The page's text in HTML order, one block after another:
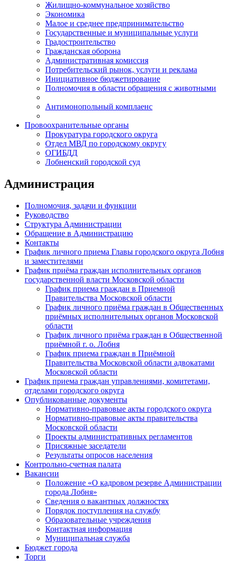
Жилищно-коммунальное хозяйство
Экономика
Малое и среднее предпринимательство
Государственные и муниципальные услуги
Градостроительство
Гражданская оборона
Административная комиссия
Потребительский рынок, услуги и реклама
Инициативное бюджетирование
Полномочия в области обращения с животными
Антимонопольный комплаенс
Провоохранительные органы
Прокуратура городского округа
Отдел МВД по городскому округу
ОГИБДД
Лобненский городской суд
Администрация
Полномочия, задачи и функции
Руководство
Структура Администрации
Обращение в Администрацию
Контакты
График личного приема Главы городского округа Лобня
и заместителями
График приёма граждан исполнительных органов
государственной власти Московской области
График приема граждан в Приемной
Правительства Московской области
График личного приёма граждан в Общественных
приёмных исполнительных органов Московской
области
График личного приёма граждан в Общественной
приёмной г. о. Лобня
График приема граждан в Приёмной
Правительства Московской области адвокатами
Московской области
График приема граждан управлениями, комитетами,
отделами городского округа
Опубликованные документы
Нормативно-правовые акты городского округа
Нормативно-правовые акты правительства
Московской области
Проекты административных регламентов
Присяжные заседатели
Результаты опросов населения
Контрольно-счетная палата
Вакансии
Положение «О кадровом резерве Администрации
города Лобня»
Сведения о вакантных должностях
Порядок поступления на службу
Образовательные учреждения
Контактная информация
Муниципальная служба
Бюджет города
Торги